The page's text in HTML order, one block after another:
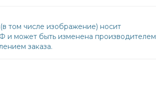
том числе изображение) носит
и может быть изменена производителем
заказа.